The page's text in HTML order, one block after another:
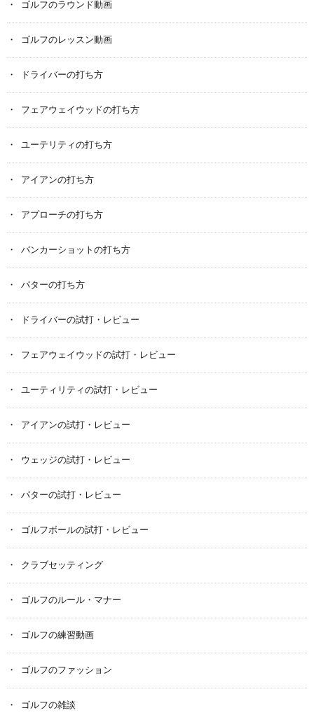
ゴルフのラウンド動画
ゴルフのレッスン動画
ドライバーの打ち方
フェアウェイウッドの打ち方
ユーテリティの打ち方
アイアンの打ち方
アプローチの打ち方
バンカーショットの打ち方
パターの打ち方
ドライバーの試打・レビュー
フェアウェイウッドの試打・レビュー
ユーティリティの試打・レビュー
アイアンの試打・レビュー
ウェッジの試打・レビュー
パターの試打・レビュー
ゴルフボールの試打・レビュー
クラブセッティング
ゴルフのルール・マナー
ゴルフの練習動画
ゴルフのファッション
ゴルフの雑談